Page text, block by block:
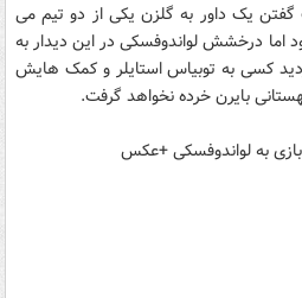
یک داور به گلزن یکی از دو تیم می
اما درخشش لواندوفسکی در این دیدار به
کسی به توبیاس استایلر و کمک هایش
بایرن خرده نخواهد گرفت.